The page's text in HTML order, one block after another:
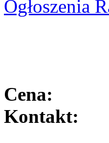
Ogłoszenia
Cena:
Kontakt: